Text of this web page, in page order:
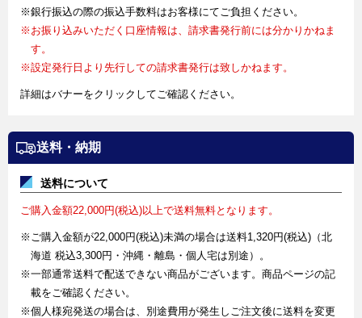
※銀行振込の際の振込手数料はお客様にてご負担ください。
※お振り込みいただく口座情報は、請求書発行前には分かりかねま
す。
※設定発行日より先行しての請求書発行は致しかねます。
詳細はバナーをクリックしてご確認ください。
送料・納期
送料について
ご購入金額22,000円(税込)以上で送料無料となります。
※ご購入金額が22,000円(税込)未満の場合は送料1,320円(税込)（北
海道 税込3,300円・沖縄・離島・個人宅は別途）。
※一部通常送料で配送できない商品がございます。商品ページの記
載をご確認ください。
※個人様宛発送の場合は、別途費用が発生しご注文後に送料を変更